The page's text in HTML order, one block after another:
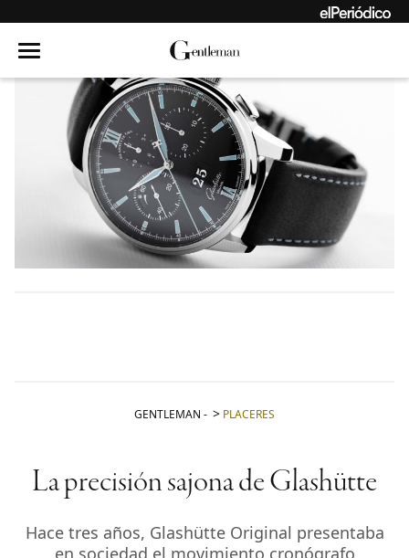
GENTLEMAN - PLACERES
La precisión sajona de Glashütte
Hace tres años, Glashütte Original presentaba
en sociedad el movimiento cronógrafo